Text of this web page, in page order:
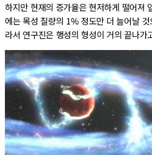
하지만 현재의 증가율은 현저하게 떨어져
에는 목성 질량의 1% 정도만 더 늘어날
라서 연구진은 행성의 형성이 거의 끝나가